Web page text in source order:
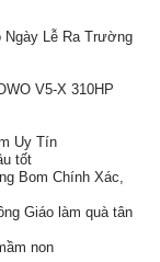
Ngày Lễ Ra Trường
V5-X 310HP
Uy Tín
tốt
Bom Chính Xác,
Giáo làm quà tân
non